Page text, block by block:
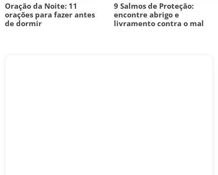
Oração da Noite: 11
orações para fazer antes
de dormir
9 Salmos de Proteção:
encontre abrigo e
livramento contra o mal